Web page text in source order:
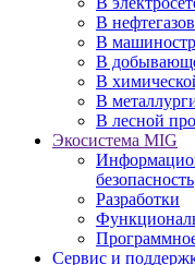
В
В
В
В
В
В лесной
Экосистема MIG
безопасность
Разработки
Сервис и